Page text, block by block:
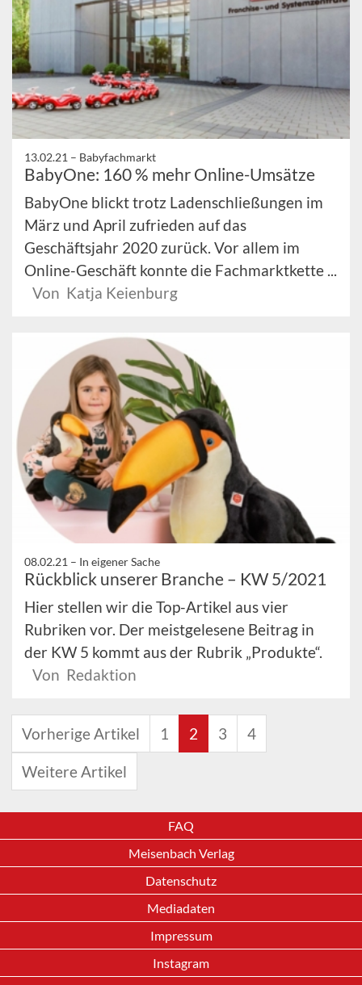
13.02.21 – Babyfachmarkt
BabyOne: 160 % mehr Online-Umsätze
BabyOne blickt trotz Ladenschließungen im
März und April zufrieden auf das
Geschäftsjahr 2020 zurück. Vor allem im
Online-Geschäft konnte die Fachmarktkette ...
Von Katja Keienburg
08.02.21 – In eigener Sache
Rückblick unserer Branche – KW 5/2021
Hier stellen wir die Top-Artikel aus vier
Rubriken vor. Der meistgelesene Beitrag in
der KW 5 kommt aus der Rubrik „Produkte“.
Von Redaktion
Vorherige Artikel 1 2 3 4
Weitere Artikel
FAQ
Meisenbach Verlag
Datenschutz
Mediadaten
Impressum
Instagram